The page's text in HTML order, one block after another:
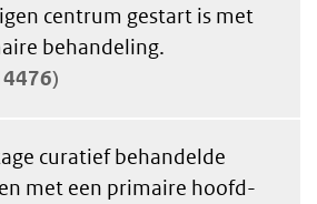
centrum gestart is met
behandeling.
curatief behandelde
met een primaire hoofd-